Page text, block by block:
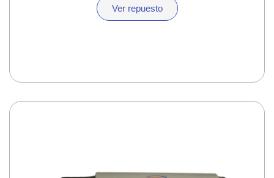
Ver repuesto